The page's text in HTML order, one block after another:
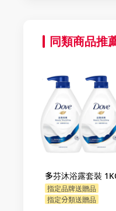
同類商品推
多芬沐浴露套裝
指定品牌送贈品
指定分類送贈品